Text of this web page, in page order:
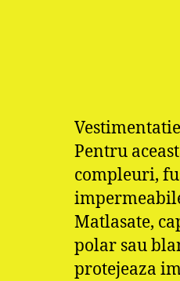
Pentru
compleuri,
Matlasate,
polar sau
protejeaza